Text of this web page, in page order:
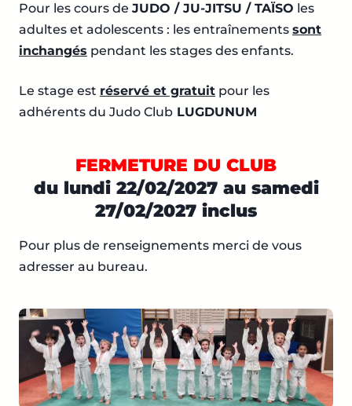
Pour les cours de JUDO / JU-JITSU / TAÏSO les
adultes et adolescents : les entraînements sont
inchangés pendant les stages des enfants.
Le stage est réservé et gratuit pour les
adhérents du Judo Club LUGDUNUM
FERMETURE DU CLUB
du lundi 22/02/2027 au samedi
27/02/2027 inclus
Pour plus de renseignements merci de vous
adresser au bureau.